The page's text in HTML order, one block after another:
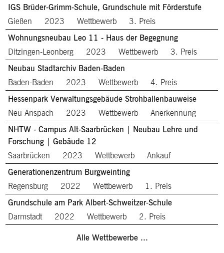
IGS Brüder-Grimm-Schule, Grundschule mit Förderstufe
Gießen
2023 Wettbewerb
3. Preis
Wohnungsneubau Leo 11 - Haus der Begegnung
Ditzingen-Leonberg
2023 Wettbewerb
3. Preis
Neubau Stadtarchiv Baden-Baden
Baden-Baden
2023 Wettbewerb
4. Preis
Hessenpark Verwaltungsgebäude Strohballenbauweise
Neu Anspach
2023 Wettbewerb
Anerkennung
NHTW - Campus Alt-Saarbrücken | Neubau Lehre und
Forschung | Gebäude 12
Saarbrücken
2023 Wettbewerb
Ankauf
Generationenzentrum Burgweinting
Regensburg
2022 Wettbewerb
1. Preis
Grundschule am Park Albert-Schweitzer-Schule
Darmstadt
2022 Wettbewerb 2. Preis
Alle Wettbewerbe ...